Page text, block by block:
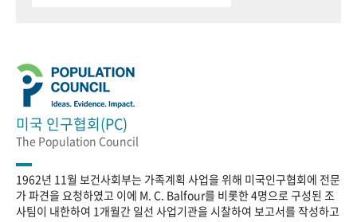
미국 인구협회(PC)
The Population Council
1962년 11월 보건사회부는 가족계획 사업을 위해 미국인구협회에 전문
가 파견을 요청하였고 이에 M. C. Balfour를 비롯한 4명으로 구성된 조
사팀이 내한하여 1개월간 일선 사업기관을 시찰하여 보고서를 작성하고